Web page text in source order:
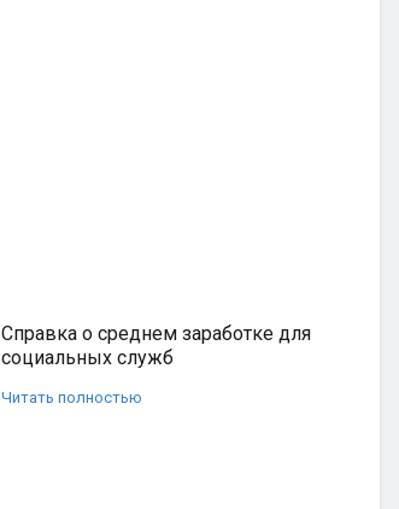
Справка о среднем заработке для
социальных служб
Читать полностью